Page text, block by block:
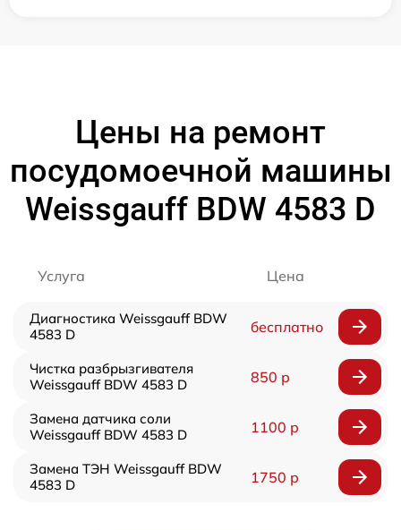
Цены на ремонт
посудомоечной машины
Weissgauff BDW 4583 D
Услуга Цена
Диагностика Weissgauff BDW
4583 D
бесплатно
Чистка разбрызгивателя
Weissgauff BDW 4583 D
850 р
Замена датчика соли
Weissgauff BDW 4583 D
1100 р
Замена ТЭН Weissgauff BDW
4583 D
1750 р